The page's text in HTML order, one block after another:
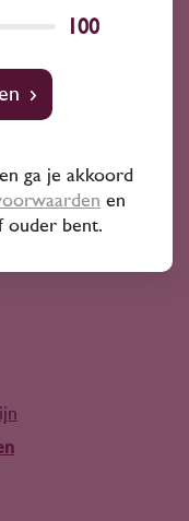
100
ga je akkoord
en
ouder bent.